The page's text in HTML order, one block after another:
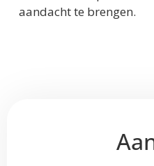
aandacht te brengen.